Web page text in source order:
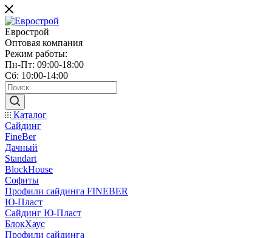
Еврострой
Оптовая компания
Режим работы:
Пн-Пт: 09:00-18:00
Сб: 10:00-14:00
Каталог
Сайдинг
FineBer
Дачный
Standart
BlockHouse
Софиты
Профили сайдинга FINEBER
Ю-Пласт
Сайдинг Ю-Пласт
БлокХаус
Профили сайдинга